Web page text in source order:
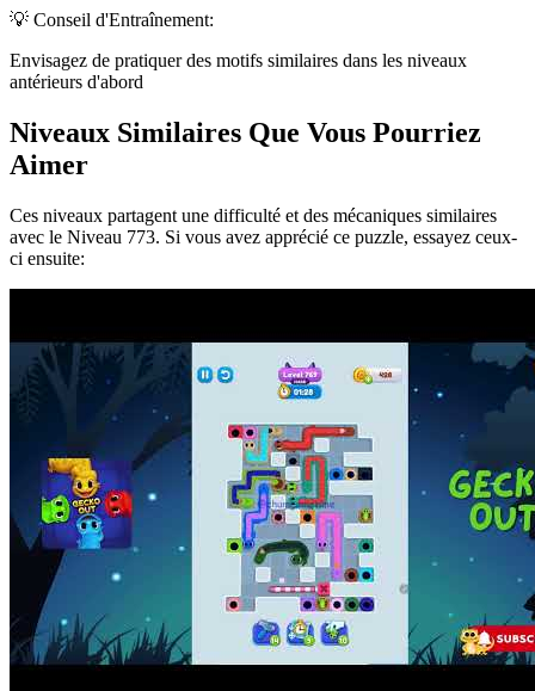
💡 Conseil d'Entraînement:
Envisagez de pratiquer des motifs similaires dans les niveaux
antérieurs d'abord
Niveaux Similaires Que Vous Pourriez
Aimer
Ces niveaux partagent une difficulté et des mécaniques similaires
avec le Niveau 773. Si vous avez apprécié ce puzzle, essayez ceux-
ci ensuite: